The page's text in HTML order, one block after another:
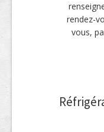
rendez-
vous,